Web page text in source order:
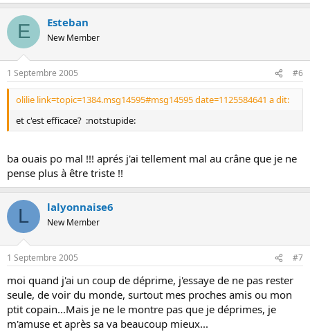
E Esteban
New Member
1 Septembre 2005 #6
olilie link=topic=1384.msg14595#msg14595 date=1125584641 a dit:
et c'est efficace? :notstupide:
ba ouais po mal !!! aprés j'ai tellement mal au crâne que je ne
pense plus à être triste !!
L lalyonnaise6
New Member
1 Septembre 2005 #7
moi quand j'ai un coup de déprime, j'essaye de ne pas rester
seule, de voir du monde, surtout mes proches amis ou mon
ptit copain...Mais je ne le montre pas que je déprimes, je
m'amuse et après sa va beaucoup mieux...